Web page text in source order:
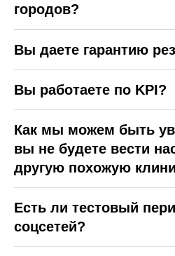
городов?
Вы даете гарантию
Вы работаете по KPI?
Как мы можем быть
вы не будете вести
другую похожую
Есть ли тестовый
соцсетей?